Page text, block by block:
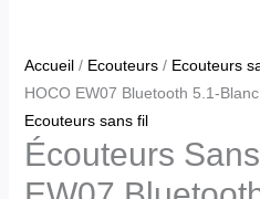
Accueil/ Ecouteurs/ Ecouteurs
HOCO EW07 Bluetooth 5.1-Blanc
Ecouteurs sans fil
Écouteurs